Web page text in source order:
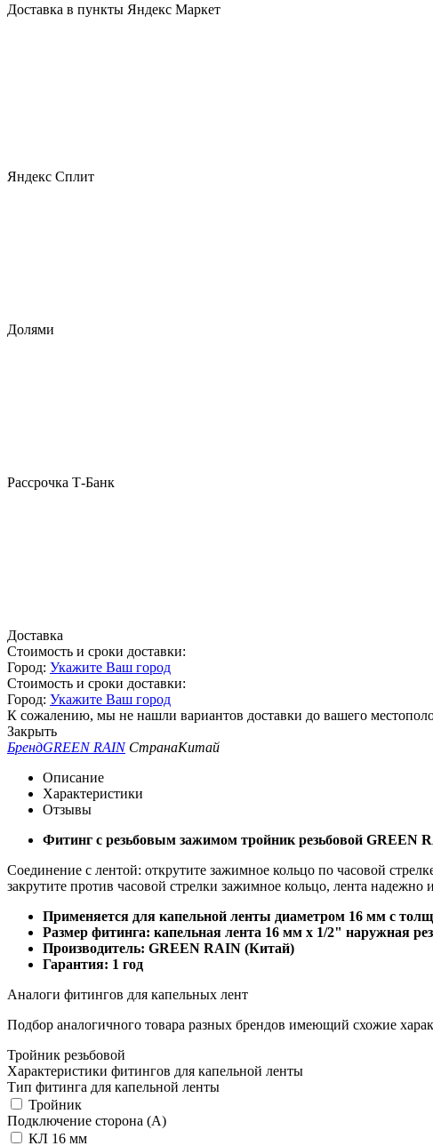
Доставка в пункты Яндекс Маркет
Яндекс Сплит
Долями
Рассрочка Т-Банк
Доставка
Стоимость и сроки доставки:
Город: Укажите Ваш город
Стоимость и сроки доставки:
Город: Укажите Ваш город
К сожалению, мы не нашли вариантов доставки до вашего
Закрыть
БрендGREEN RAIN СтранаКитай
Описание
Характеристики
Отзывы
Фитинг с резьбовым зажимом тройник резьбовой GREEN
Соединение с лентой: открутите зажимное кольцо по часовой
закрутите против часовой стрелки зажимное кольцо, лента надежно
Применяется для капельной ленты диаметром 16 мм с
Размер фитинга: капельная лента 16 мм x 1/2" наружная
Производитель: GREEN RAIN (Китай)
Гарантия: 1 год
Аналоги фитингов для капельных лент
Подбор аналогичного товара разных брендов имеющий схожие
Тройник резьбовой
Характеристики фитингов для капельной ленты
Тип фитинга для капельной ленты
Тройник
Подключение сторона (A)
КЛ 16 мм